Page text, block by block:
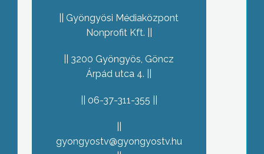
Gyöngyösi Médiaközpont
Nonprofit Kft.
3200 Gyöngyös, Göncz
Árpád utca 4.
06-37-311-355
gyongyostv@gyongyostv.hu